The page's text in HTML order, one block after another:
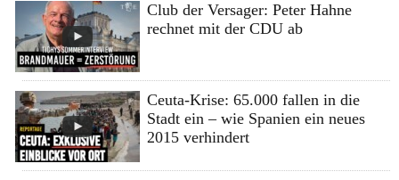
Club der Versager: Peter Hahne
rechnet mit der CDU ab
Ceuta-Krise: 65.000 fallen in die
Stadt ein – wie Spanien ein neues
2015 verhindert